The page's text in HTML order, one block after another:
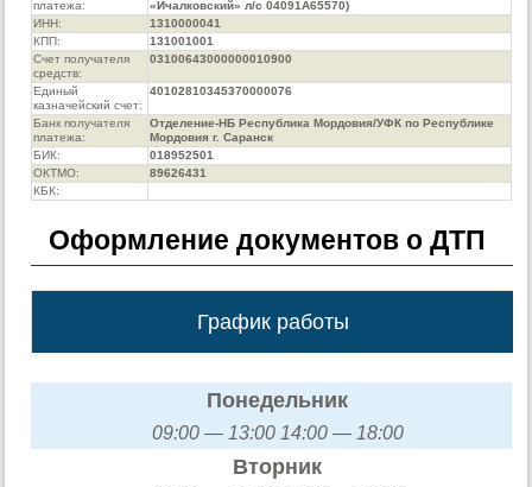
платежа:
«Ичалковский» л/с 04091А65570)
ИНН:
1310000041
КПП:
131001001
Счет получателя
средств:
03100643000000010900
Единый
казначейский счет:
40102810345370000076
Банк получателя
платежа:
Отделение-НБ Республика Мордовия/УФК по Республике
Мордовия г. Саранск
БИК:
018952501
ОКТМО:
89626431
КБК:
Оформление документов о ДТП
График работы
Понедельник
09:00 — 13:00 14:00 — 18:00
Вторник